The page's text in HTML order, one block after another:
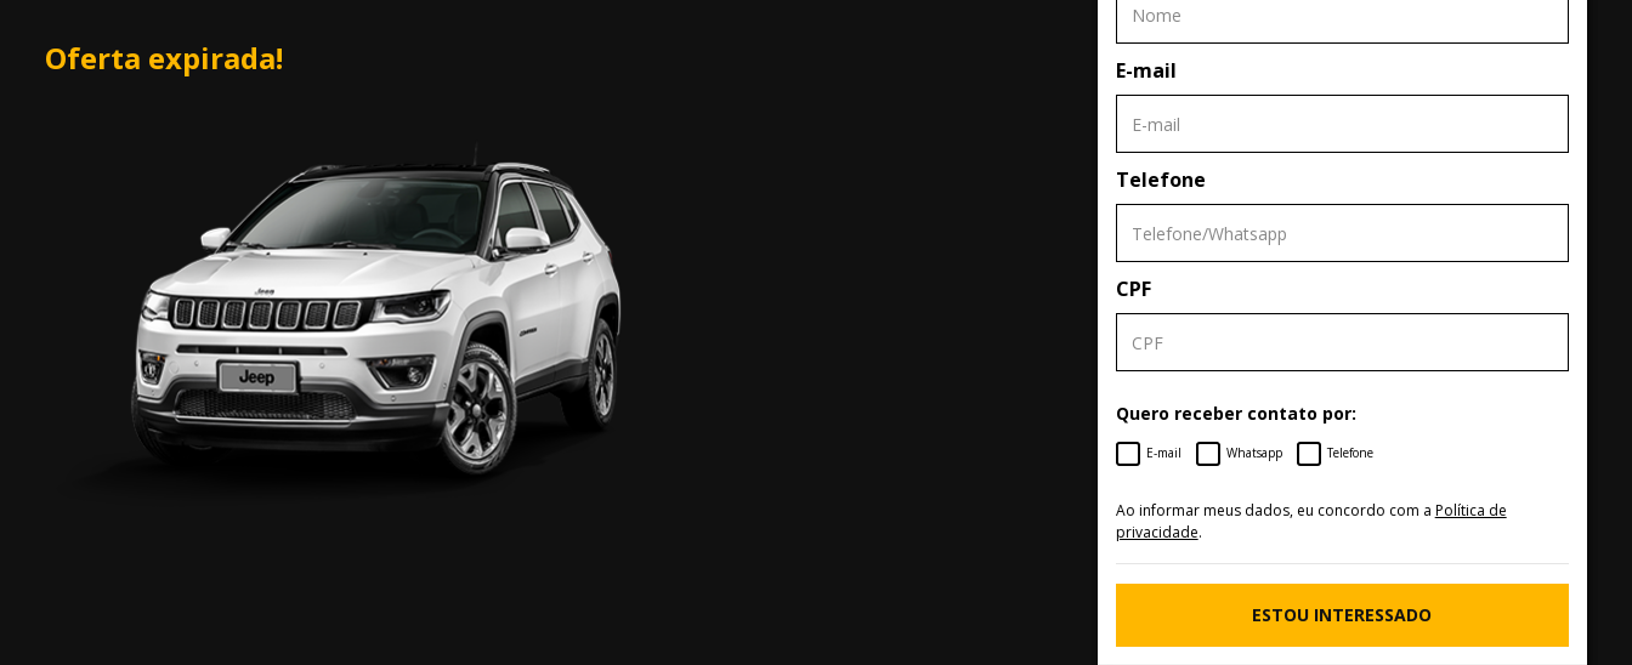
Oferta expirada! E-mail
Telefone
CPF
Quero receber contato por:
E-mail Whatsapp Telefone
Ao informar meus dados, eu concordo com a Política de
privacidade.
ESTOU INTERESSADO